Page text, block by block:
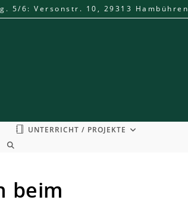
5/6: Versonstr. 10, 29313 Hambühren
UNTERRICHT / PROJEKTE
WEBSITE-
beim